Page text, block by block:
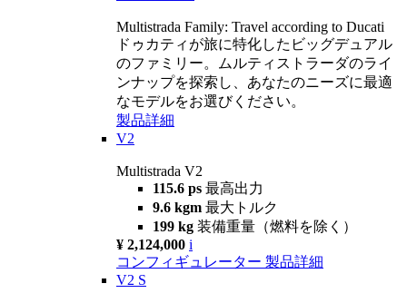
Multistrada Family: Travel according to Ducati
ドゥカティが旅に特化したビッグデュアル
のファミリー。ムルティストラーダのライ
ンナップを探索し、あなたのニーズに最適
なモデルをお選びください。
製品詳細
V2
Multistrada V2
115.6 ps 最高出力
9.6 kgm 最大トルク
199 kg 装備重量（燃料を除く）
¥ 2,124,000 i
コンフィギュレーター 製品詳細
V2 S